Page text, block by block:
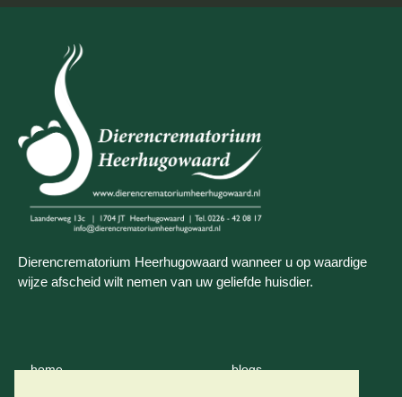
Dierencrematorium Heerhugowaard wanneer u op waardige
wijze afscheid wilt nemen van uw geliefde huisdier.
home blogs